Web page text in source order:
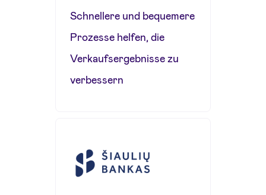
Schnellere und bequemere
Prozesse helfen, die
Verkaufsergebnisse zu
verbessern